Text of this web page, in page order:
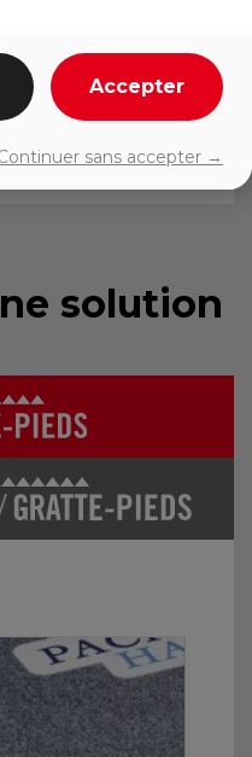
INSERTION
pieds
solution
Accepter
sans accepter →